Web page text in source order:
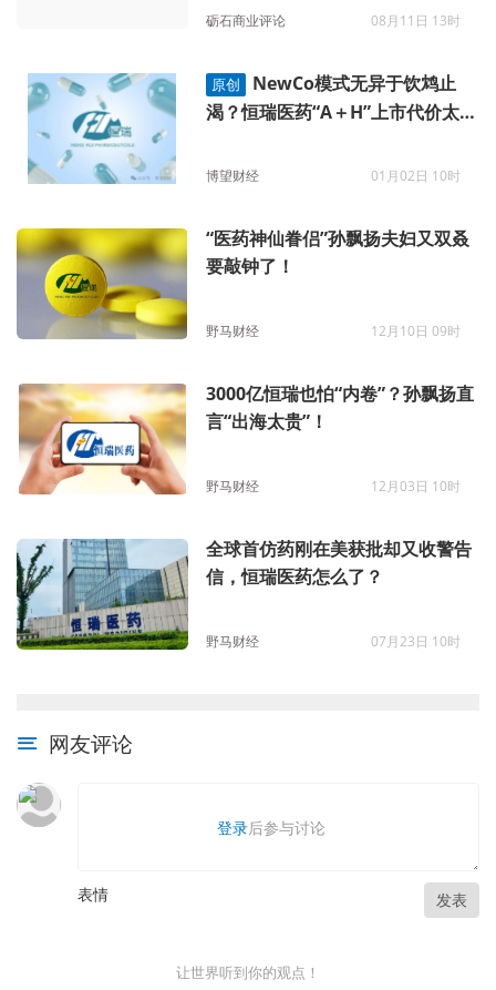
砺石商业评论 08月11日 13时
原创
NewCo模式无异于饮鸩止
渴？恒瑞医药“A＋H”上市代价太
博望财经 01月02日 10时
“医药神仙眷侣”孙飘扬夫妇又双叒
要敲钟了！
野马财经 12月10日 09时
3000亿恒瑞也怕“内卷”？孙飘扬直
言“出海太贵”！
野马财经 12月03日 10时
全球首仿药刚在美获批却又收警告
信，恒瑞医药怎么了？
野马财经 07月23日 10时
网友评论
登录后参与讨论
表情 发表
让世界听到你的观点！